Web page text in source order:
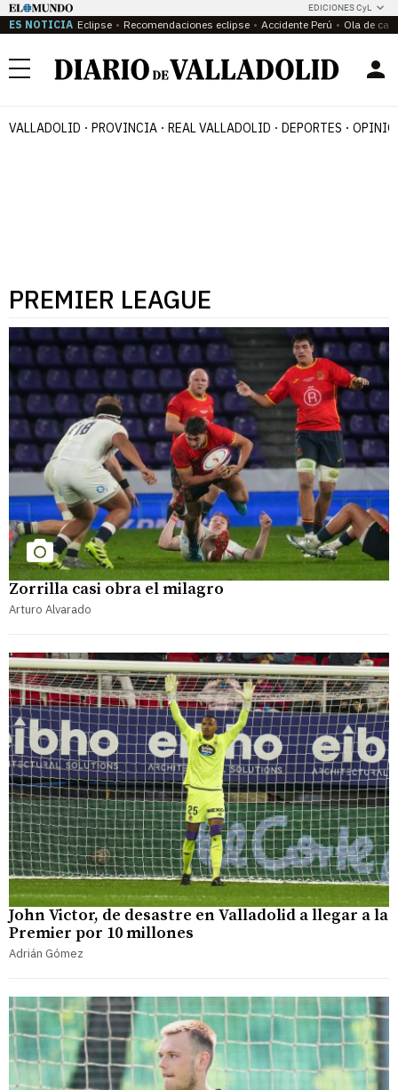
EDICIONES CyL
ES NOTICIA Eclipse Recomendaciones eclipse Accidente Perú Ola de
Menú
VALLADOLID PROVINCIA REAL VALLADOLID DEPORTES
PREMIER LEAGUE
Zorrilla casi obra el milagro
Arturo Alvarado
John Victor, de desastre en Valladolid a llegar a la
Premier por 10 millones
Adrián Gómez